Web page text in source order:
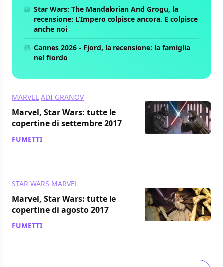
Star Wars: The Mandalorian And Grogu, la
recensione: L’Impero colpisce ancora. E colpisce
anche noi
Cannes 2026 - Fjord, la recensione: la famiglia
nel fiordo
MARVEL ADI GRANOV
Marvel, Star Wars: tutte le
copertine di settembre 2017
FUMETTI
STAR WARS MARVEL
Marvel, Star Wars: tutte le
copertine di agosto 2017
FUMETTI